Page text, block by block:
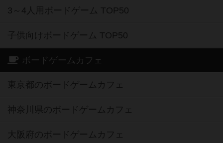
3～4人用ボードゲーム TOP50
子供向けボードゲーム TOP50
ボードゲームカフェ
東京都のボードゲームカフェ
神奈川県のボードゲームカフェ
大阪府のボードゲームカフェ